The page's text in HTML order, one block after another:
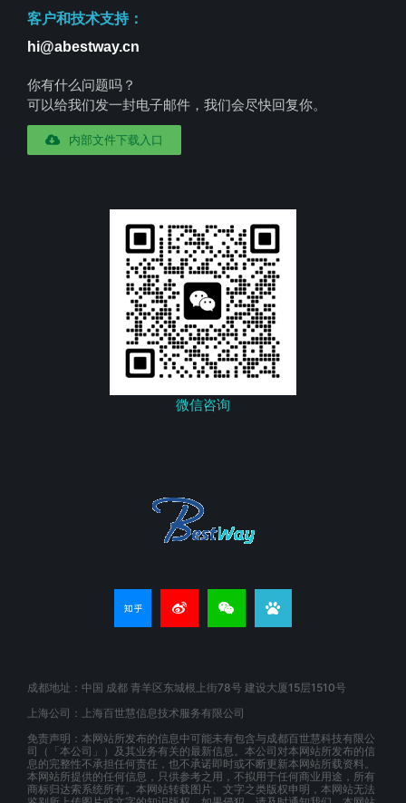
客户和技术支持：
hi@abestway.cn
你有什么问题吗？
可以给我们发一封电子邮件，我们会尽快回复你。
内部文件下载入口
微信咨询
成都地址：中国 成都 青羊区东城根上街78号 建设大厦15层1510号
上海公司：上海百世慧信息技术服务有限公司
免责声明：本网站所发布的信息中可能未有包含与成都百世慧科技有限公
司（「本公司」）及其业务有关的最新信息。本公司对本网站所发布的信
息的完整性不承担任何责任，也不承诺即时或不断更新本网站所载资料。
本网站所提供的任何信息，只供参考之用，不拟用于任何商业用途，所有
商标归达索系统所有。本网站转载图片、文字之类版权申明，本网站无法